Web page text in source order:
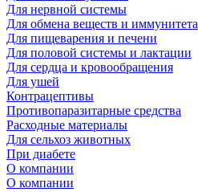
Для нервной системы
Для обмена веществ и иммунитета
Для пищеварения и печени
Для половой системы и лактации
Для сердца и кровообращения
Для ушей
Контрацептивы
Противопаразитарные средства
Расходные материалы
Для сельхоз животных
При диабете
О компании
О компании